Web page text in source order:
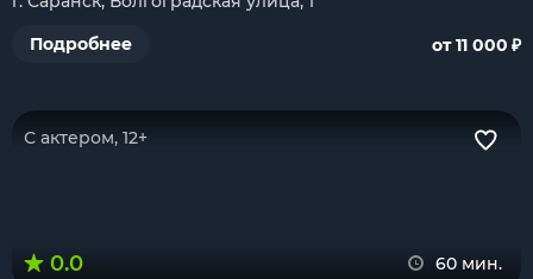
Подробнее
от 11 000 ₽
С актером, 12+
0.0 60 мин.